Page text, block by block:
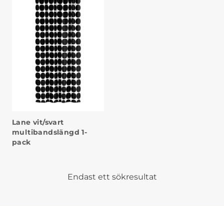
Lane vit/svart
multibandslängd 1-
pack
Endast ett sökresultat